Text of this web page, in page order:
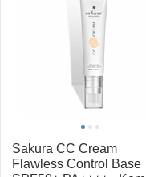
Sakura CC Cream
Flawless Control Base